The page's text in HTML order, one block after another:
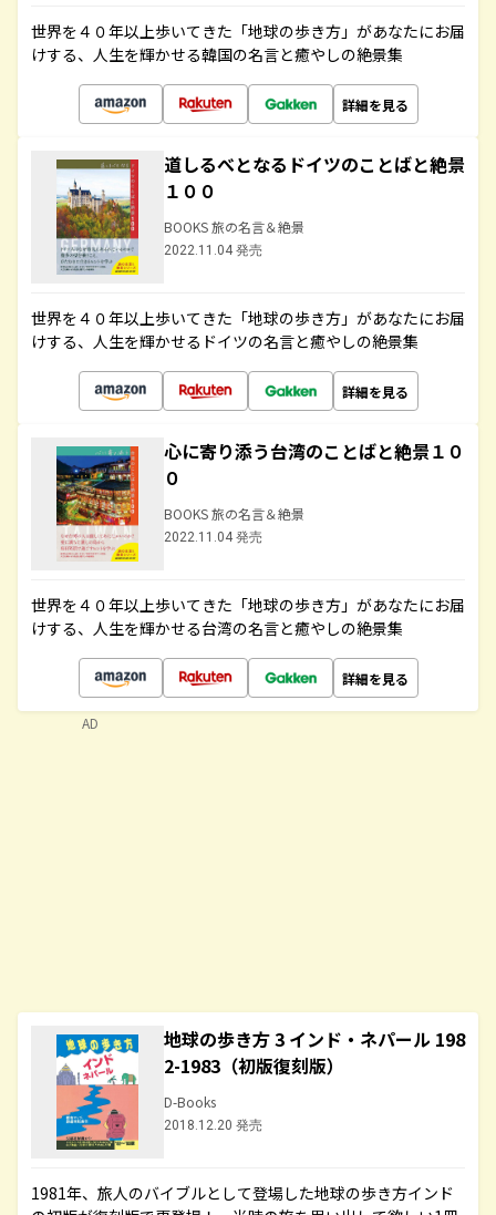
世界を４０年以上歩いてきた「地球の歩き方」があなたにお届
けする、人生を輝かせる韓国の名言と癒やしの絶景集
詳細を見る
道しるべとなるドイツのことばと絶景
１００
BOOKS 旅の名言＆絶景
2022.11.04 発売
世界を４０年以上歩いてきた「地球の歩き方」があなたにお届
けする、人生を輝かせるドイツの名言と癒やしの絶景集
詳細を見る
心に寄り添う台湾のことばと絶景１０
０
BOOKS 旅の名言＆絶景
2022.11.04 発売
世界を４０年以上歩いてきた「地球の歩き方」があなたにお届
けする、人生を輝かせる台湾の名言と癒やしの絶景集
詳細を見る
地球の歩き方 3 インド・ネパール 198
2-1983（初版復刻版）
D-Books
2018.12.20 発売
1981年、旅人のバイブルとして登場した地球の歩き方インド
AD